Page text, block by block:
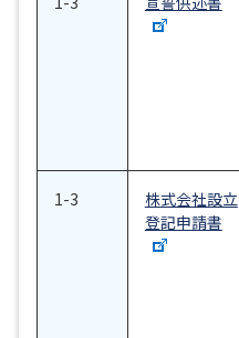
1-3
株式会社設立
登記申請書